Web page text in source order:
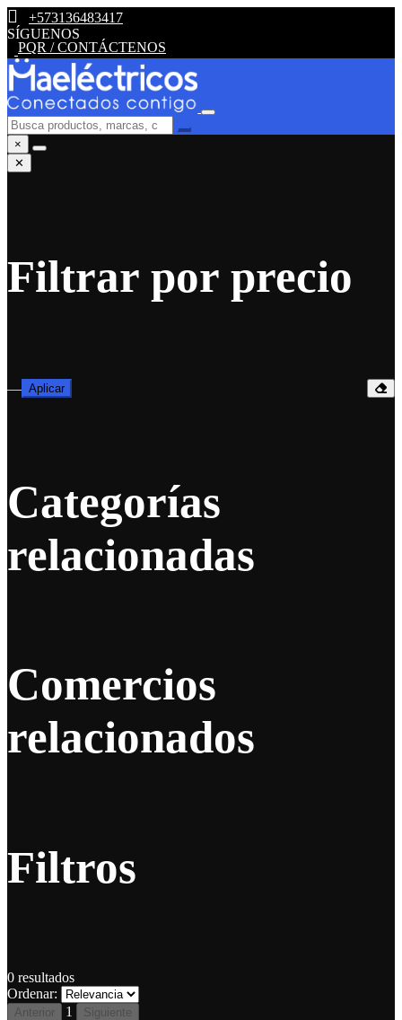
+573136483417
SÍGUENOS
PQR / CONTÁCTENOS
×
✕
Filtrar por precio
— Aplicar
Categorías
relacionadas
Comercios
relacionados
Filtros
0 resultados
Ordenar:
Anterior 1 Siguiente